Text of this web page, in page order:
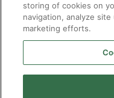
storing of cookies on
navigation, analyze
marketing efforts.